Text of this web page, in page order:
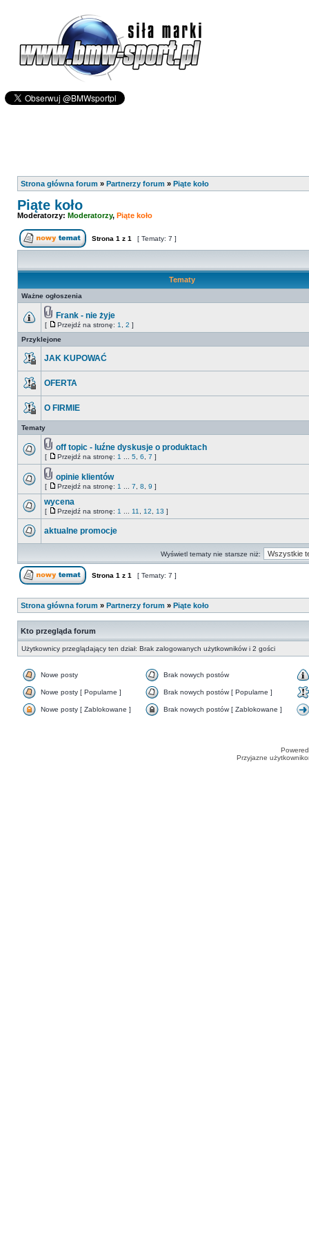
Strona główna forum » Partnerzy forum » Piąte koło
Piąte koło
Moderatorzy: Moderatorzy, Piąte koło
Strona 1 z 1 [ Tematy: 7 ]
Tematy
Ważne ogłoszenia
Frank - nie żyje
[ Przejdź na stronę: 1 2 ]
Przyklejone
JAK KUPOWAĆ
OFERTA
O FIRMIE
Tematy
off topic - luźne dyskusje o produktach
[ Przejdź na stronę: 1 5 6 7 ]
opinie klientów
[ Przejdź na stronę: 1 7 8 9 ]
wycena
[ Przejdź na stronę: 1 11 12 13 ]
aktualne promocje
Wyświetl tematy nie starsze niż:
Strona 1 z 1 [ Tematy: 7 ]
Strona główna forum » Partnerzy forum » Piąte koło
Kto przegląda forum
Użytkownicy przeglądający ten dział: Brak zalogowanych użytkowników i 2 gości
Nowe posty Brak nowych postów
Nowe posty [ Popularne ] Brak nowych postów [ Popularne ]
Nowe posty [ Zablokowane ] Brak nowych postów [ Zablokowane ]
Przyjazne